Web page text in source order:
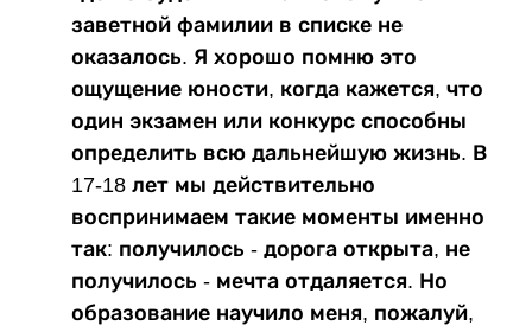
заветной фамилии в списке не
оказалось. Я хорошо помню это
ощущение юности, когда кажется, что
один экзамен или конкурс способны
определить всю дальнейшую жизнь. В
17-18 лет мы действительно
воспринимаем такие моменты именно
так: получилось - дорога открыта, не
получилось - мечта отдаляется. Но
образование научило меня, пожалуй,